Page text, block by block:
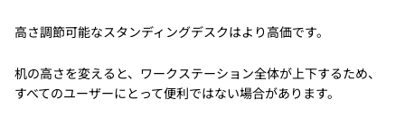
高さ調節可能なスタンディングデスクはより高価です。
机の高さを変えると、ワークステーション全体が上下するため、
すべてのユーザーにとって便利ではない場合があります。